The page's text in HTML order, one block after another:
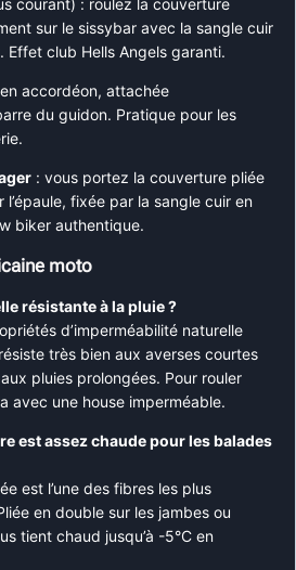
courant) : roulez la couverture
sur le sissybar avec la sangle cuir
Effet club Hells Angels garanti.
accordéon, attachée
du guidon. Pratique pour les
: vous portez la couverture pliée
fixée par la sangle cuir en
biker authentique.
moto
résistante à la pluie ?
d’imperméabilité naturelle
très bien aux averses courtes
pluies prolongées. Pour rouler
avec une house imperméable.
est assez chaude pour les balades
est l’une des fibres les plus
en double sur les jambes ou
tient chaud jusqu’à -5°C en